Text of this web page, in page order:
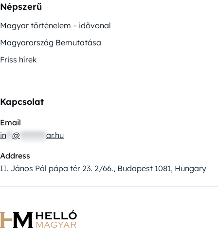
Népszerű
Magyar történelem – idővonal
Magyarország Bemutatása
Friss hírek
Kapcsolat
Email
in @ ar.hu
Address
II. János Pál pápa tér 23. 2/66., Budapest 1081, Hungary